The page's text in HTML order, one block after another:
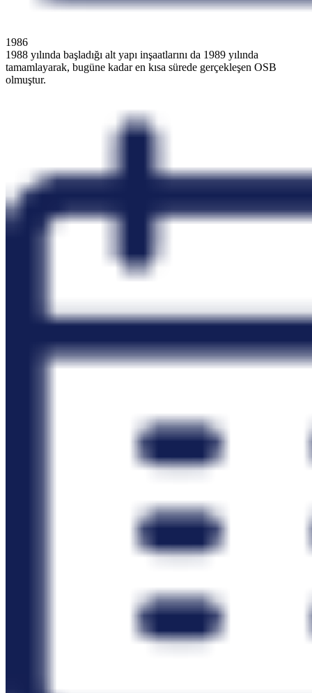
1986
1988 yılında başladığı alt yapı inşaatlarını da 1989 yılında
tamamlayarak, bugüne kadar en kısa sürede gerçekleşen OSB
olmuştur.